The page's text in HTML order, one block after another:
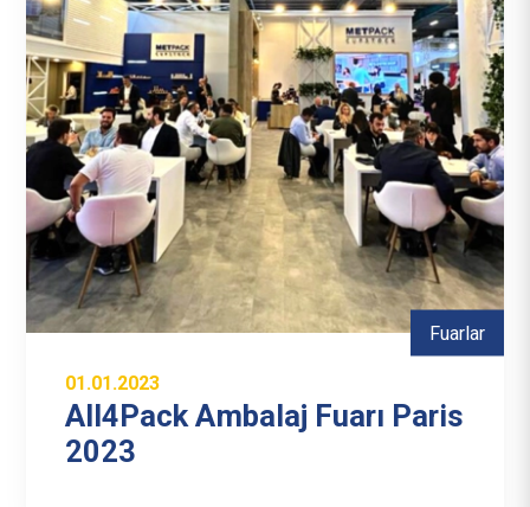
Fuarlar
01.01.2023
All4Pack Ambalaj Fuarı Paris
2023